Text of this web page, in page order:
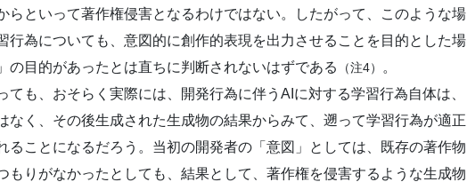
らといって著作権侵害となるわけではない。したがって、このような場
行為についても、意図的に創作的表現を出力させることを目的とした場
の目的があったとは直ちに判断されないはずである
（注4）
。
も、おそらく実際には、開発行為に伴うAIに対する学習行為自体は、
なく、その後生成された生成物の結果からみて、遡って学習行為が適正
ることになるだろう。当初の開発者の「意図」としては、既存の著作物
もりがなかったとしても、結果として、著作権を侵害するような生成物